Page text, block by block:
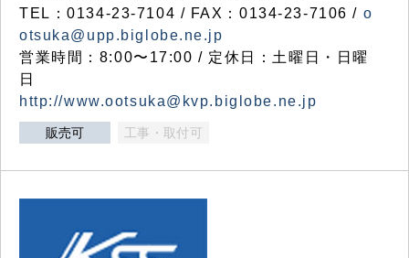
TEL：0134-23-7104 / FAX：0134-23-7106 / o
otsuka@upp.biglobe.ne.jp
営業時間：8:00〜17:00 / 定休日：土曜日・日曜
日
http://www.ootsuka@kvp.biglobe.ne.jp
販売可 工事・取付可